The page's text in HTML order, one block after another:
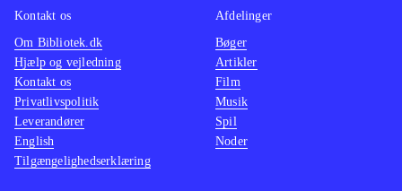
Kontakt os
Om Bibliotek.dk
Hjælp og vejledning
Kontakt os
Privatlivspolitik
Leverandører
English
Tilgængelighedserklæring
Afdelinger
Bøger
Artikler
Film
Musik
Spil
Noder